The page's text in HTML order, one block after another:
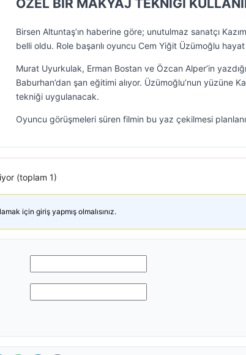
ÖZEL BİR MAKYAJ TEKNİĞİ
Birsen Altuntaş’ın haberine göre; unutulmaz sanatçı
belli oldu. Role başarılı oyuncu Cem Yiğit Üzümoğlu
Murat Uyurkulak, Erman Bostan ve Özcan Alper’in
Baburhan’dan şan eğitimi alıyor. Üzümoğlu’nun yüzüne
tekniği uygulanacak.
Oyuncu görüşmeleri süren filmin bu yaz çekilmesi
(toplam 1)
için giriş yapmış olmalısınız.